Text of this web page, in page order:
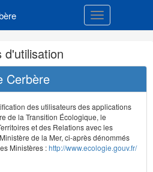
Toggle
d'utilisation
Cerbère
des utilisateurs des applications
de la Transition Écologique, le
et des Relations avec les
de la Mer, ci-après dénommés
Ministères :http://www.ecologie.gouv.fr/